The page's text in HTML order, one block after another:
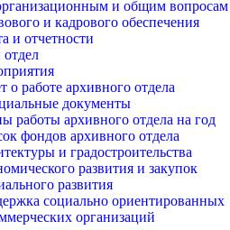
и общим вопросам
и кадрового обеспечения
и отчетности
о работе архивного отдела
документы
работы архивного отдела на год
фондов архивного отдела
и градостроительства
развития и закупок
развития
социально ориентированных
организаций